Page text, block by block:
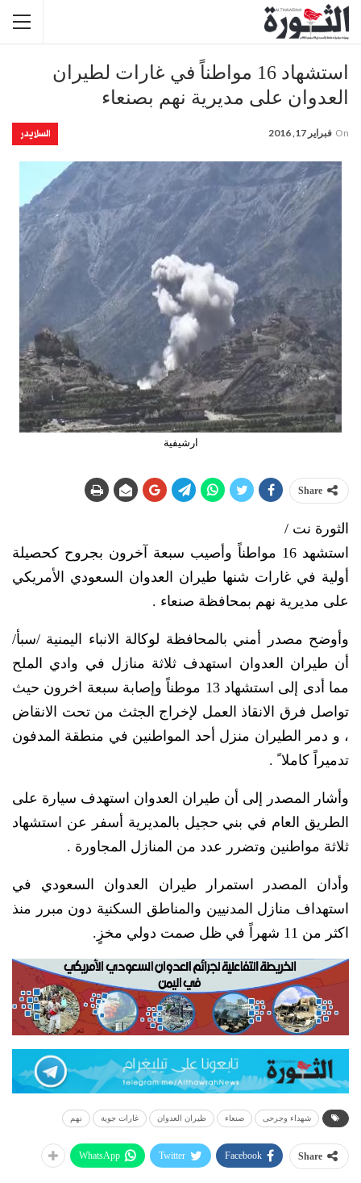
استشهاد 16 مواطناً في غارات لطيران
العدوان على مديرية نهم بصنعاء
السلايدر On فبراير 17, 2016
ارشيفية
Share
الثورة نت /
استشهد 16 مواطناً وأصيب سبعة آخرون بجروح كحصيلة
أولية في غارات شنها طيران العدوان السعودي الأمريكي
على مديرية نهم بمحافظة صنعاء .
وأوضح مصدر أمني بالمحافظة لوكالة اﻻنباء اليمنية /سبأ/
أن طيران العدوان استهدف ثلاثة منازل في وادي الملح
مما أدى إلى استشهاد 13 موطناً وإصابة سبعة اخرون حيث
تواصل فرق الانقاذ العمل لإخراج الجثث من تحت الانقاض
، و دمر الطيران منزل أحد المواطنين في منطقة المدفون
تدميراً كاملا ً .
وأشار المصدر إلى أن طيران العدوان استهدف سيارة على
الطريق العام في بني حجيل بالمديرية أسفر عن استشهاد
ثلاثة مواطنين وتضرر عدد من المنازل المجاورة .
وأدان المصدر استمرار طيران العدوان السعودي في
استهداف منازل المدنيين والمناطق السكنية دون مبرر منذ
اكثر من 11 شهراً في ظل صمت دولي مخزٍ.
شهداء وجرحى صنعاء طيران العدوان غارات جوية نهم
Share
Facebook
Twitter
WhatsApp